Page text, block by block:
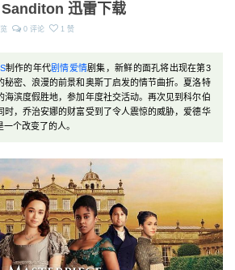
Sanditon 迅雷下载
0 评论 1 赞
制作的年代剧情爱情剧集，新鲜的面孔将出现在第3
秘密、浪漫的前景和奥斯丁启发的情节曲折。夏洛特
海滨度假胜地，参加年度社交活动。再次见到科尔伯
时，乔治安娜的财富受到了令人震惊的威胁，爱德华
个改变了的人。